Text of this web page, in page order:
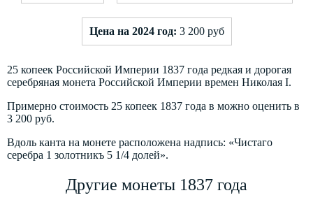
Цена на 2024 год: 3 200 руб
25 копеек Российской Империи 1837 года редкая и дорогая
серебряная монета Российской Империи времен Николая I.
Примерно стоимость 25 копеек 1837 года в можно оценить в
3 200 руб.
Вдоль канта на монете расположена надпись: «Чистаго
серебра 1 золотникъ 5 1/4 долей».
Другие монеты 1837 года